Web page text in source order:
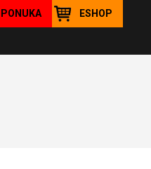
PONUKA ESHOP